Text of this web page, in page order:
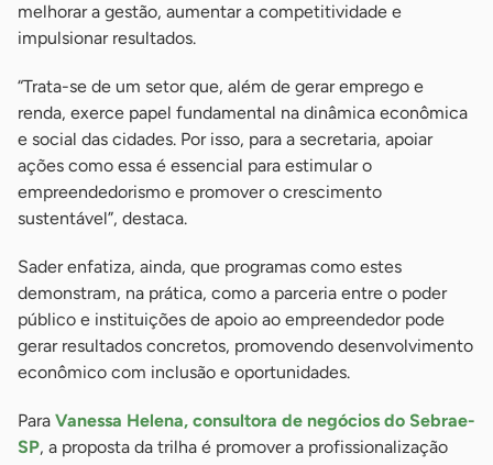
melhorar a gestão, aumentar a competitividade e
impulsionar resultados.
“Trata-se de um setor que, além de gerar emprego e
renda, exerce papel fundamental na dinâmica econômica
e social das cidades. Por isso, para a secretaria, apoiar
ações como essa é essencial para estimular o
empreendedorismo e promover o crescimento
sustentável”, destaca.
Sader enfatiza, ainda, que programas como estes
demonstram, na prática, como a parceria entre o poder
público e instituições de apoio ao empreendedor pode
gerar resultados concretos, promovendo desenvolvimento
econômico com inclusão e oportunidades.
Para Vanessa Helena, consultora de negócios do Sebrae-
SP, a proposta da trilha é promover a profissionalização